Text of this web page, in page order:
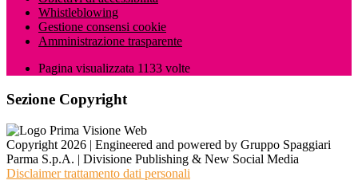
Whistleblowing
Gestione consensi cookie
Amministrazione trasparente
Pagina visualizzata 1133 volte
Sezione Copyright
Copyright 2026 | Engineered and powered by Gruppo Spaggiari
Parma S.p.A. | Divisione Publishing & New Social Media
Disclaimer trattamento dati personali